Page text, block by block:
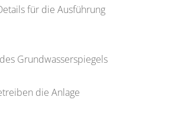
für die Ausführung
Grundwasserspiegels
die Anlage